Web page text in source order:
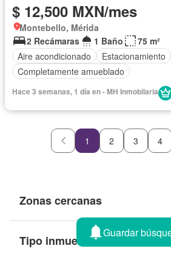
$ 12,500 MXN/mes
Montebello, Mérida
2 Recámaras
1 Baño
75 m²
Aire acondicionado
Estacionamiento
Completamente amueblado
Hace 3 semanas, 1 día en - MH Inmobilaria
1 2 3 4
Zonas cercanas
Tipo inmueble
Guardar